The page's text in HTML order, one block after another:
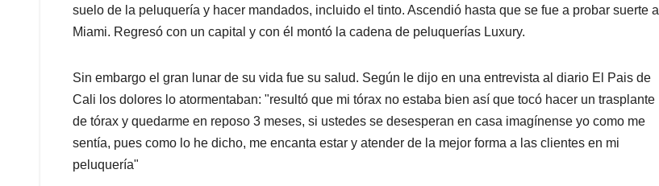
suelo de la peluquería y hacer mandados, incluido el tinto. Ascendió hasta que se fue a probar suerte a
Miami. Regresó con un capital y con él montó la cadena de peluquerías Luxury.
Sin embargo el gran lunar de su vida fue su salud. Según le dijo en una entrevista al diario El Pais de
Cali los dolores lo atormentaban: "resultó que mi tórax no estaba bien así que tocó hacer un trasplante
de tórax y quedarme en reposo 3 meses, si ustedes se desesperan en casa imagínense yo como me
sentía, pues como lo he dicho, me encanta estar y atender de la mejor forma a las clientes en mi
peluquería"